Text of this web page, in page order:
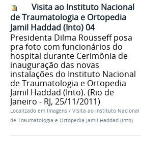
Visita ao Instituto Nacional
de Traumatologia e Ortopedia
Jamil Haddad (Into) 04
Presidenta Dilma Rousseff posa
pra foto com funcionários do
hospital durante Cerimônia de
inauguração das novas
instalações do Instituto Nacional
de Traumatologia e Ortopedia
Jamil Haddad (Into). (Rio de
Janeiro - RJ, 25/11/2011)
Localizado em Imagens / Visita ao Instituto Nacional
de Traumatologia e Ortopedia Jamil Haddad (Into)